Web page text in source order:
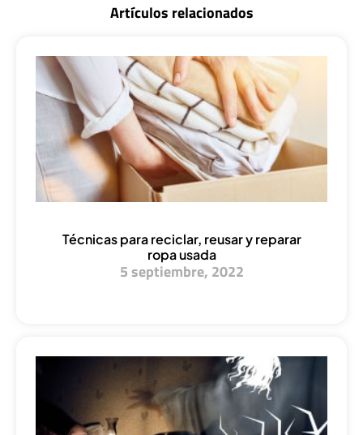
Artículos relacionados
Técnicas para reciclar, reusar y reparar
ropa usada
5 septiembre, 2022